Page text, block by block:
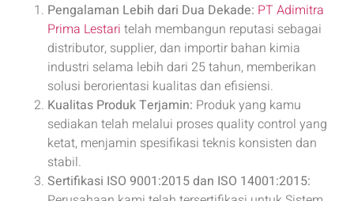
Pengalaman Lebih dari Dua Dekade: PT Adimitra
Prima Lestari telah membangun reputasi sebagai
distributor, supplier, dan importir bahan kimia
industri selama lebih dari 25 tahun, memberikan
solusi berorientasi kualitas dan efisiensi.
Kualitas Produk Terjamin: Produk yang kamu
sediakan telah melalui proses quality control yang
ketat, menjamin spesifikasi teknis konsisten dan
stabil.
Sertifikasi ISO 9001:2015 dan ISO 14001:2015: